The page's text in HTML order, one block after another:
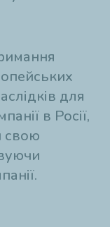
для
в Росії,
свою